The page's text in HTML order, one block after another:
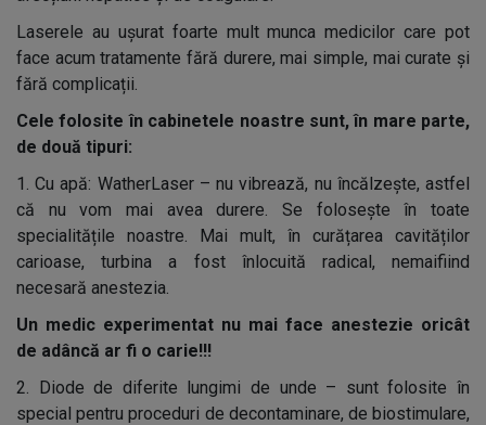
Laserele au ușurat foarte mult munca medicilor care pot
face acum tratamente fără durere, mai simple, mai curate și
fără complicații.
Cele folosite în cabinetele noastre sunt, în mare parte,
de două tipuri:
1. Cu apă: WatherLaser – nu vibrează, nu încălzește, astfel
că nu vom mai avea durere. Se folosește în toate
specialitățile noastre. Mai mult, în curățarea cavităților
carioase, turbina a fost înlocuită radical, nemaifiind
necesară anestezia.
Un medic experimentat nu mai face anestezie oricât
de adâncă ar fi o carie!!!
2. Diode de diferite lungimi de unde – sunt folosite în
special pentru proceduri de decontaminare, de biostimulare,